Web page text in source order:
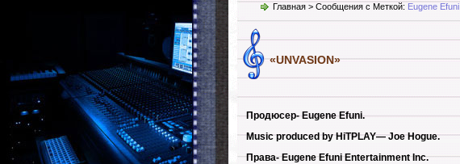
Теги ТОП
Главная > Сообщения с Меткой: Eugene Efuni
«UNVASION»
Продюсер- Eugene Efuni.
Music produced by HiTPLAY— Joe Hogue.
Права- Eugene Efuni Entertainment Inc.